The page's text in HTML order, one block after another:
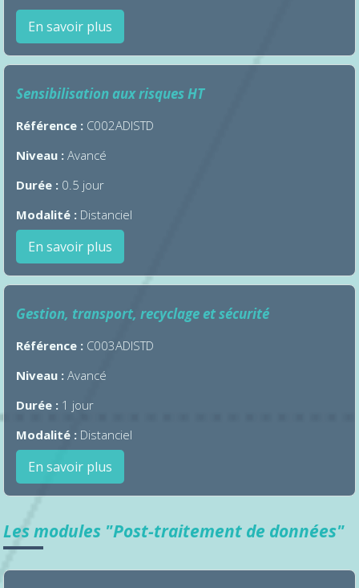
En savoir plus
Sensibilisation aux risques HT
Référence : C002ADISTD
Niveau : Avancé
Durée : 0.5 jour
Modalité : Distanciel
En savoir plus
Gestion, transport, recyclage et sécurité
Référence : C003ADISTD
Niveau : Avancé
Durée : 1 jour
Modalité : Distanciel
En savoir plus
Les modules "Post-traitement de données"